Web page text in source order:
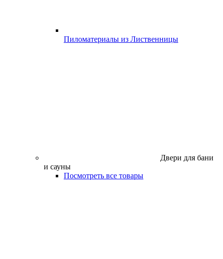
Пиломатериалы из Лиственницы
Двери для бани
и сауны
Посмотреть все товары